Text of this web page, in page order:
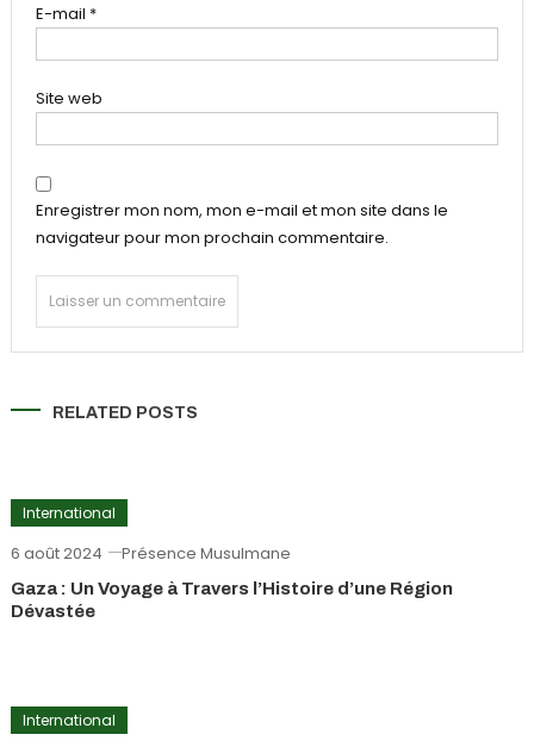
E-mail *
Site web
Enregistrer mon nom, mon e-mail et mon site dans le
navigateur pour mon prochain commentaire.
RELATED POSTS
International
6 août 2024 Présence Musulmane
Gaza : Un Voyage à Travers l’Histoire d’une Région
Dévastée
International